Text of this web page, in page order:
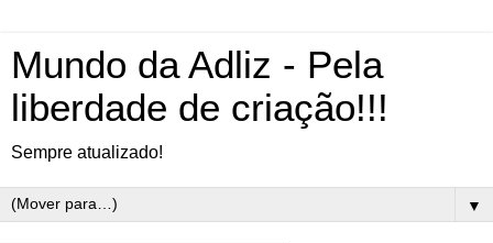
Mundo da Adliz - Pela
liberdade de criação!!!
Sempre atualizado!
▼